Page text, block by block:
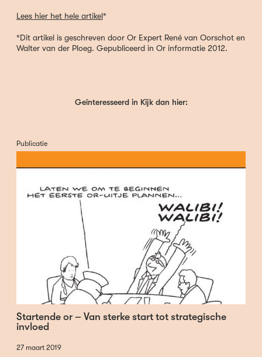
Lees hier het hele artikel*
*Dit artikel is geschreven door Or Expert René van Oorschot en
Walter van der Ploeg. Gepubliceerd in Or informatie 2012.
Geïnteresseerd in Kijk dan hier:
Publicatie
Startende or – Van sterke start tot strategische
invloed
27 maart 2019